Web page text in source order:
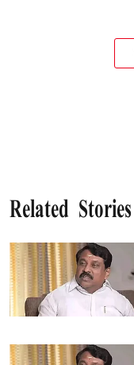
Related Stories